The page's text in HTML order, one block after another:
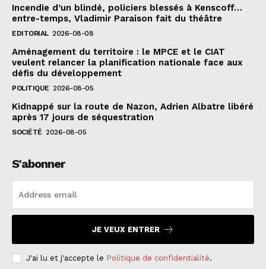
Incendie d’un blindé, policiers blessés à Kenscoff…
entre-temps, Vladimir Paraison fait du théâtre
EDITORIAL 2026-08-08
Aménagement du territoire : le MPCE et le CIAT
veulent relancer la planification nationale face aux
défis du développement
POLITIQUE 2026-08-05
Kidnappé sur la route de Nazon, Adrien Albatre libéré
après 17 jours de séquestration
SOCIÉTÉ 2026-08-05
S'abonner
JE VEUX ENTRER
J'ai lu et j'accepte le Politique de confidentialité.